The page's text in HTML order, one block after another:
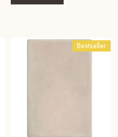
Bestseller